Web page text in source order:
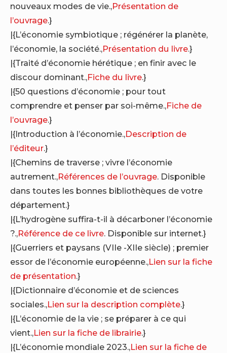
nouveaux modes de vie.,Présentation de
l’ouvrage.}
|{L’économie symbiotique ; régénérer la planète,
l’économie, la société.,Présentation du livre.}
|{Traité d’économie hérétique ; en finir avec le
discour dominant.,Fiche du livre.}
|{50 questions d’économie ; pour tout
comprendre et penser par soi-même.,Fiche de
l’ouvrage.}
|{Introduction à l’économie.,Description de
l’éditeur.}
|{Chemins de traverse ; vivre l’économie
autrement.,Références de l’ouvrage. Disponible
dans toutes les bonnes bibliothèques de votre
département.}
|{L’hydrogène suffira-t-il à décarboner l’économie
?.,Référence de ce livre. Disponible sur internet.}
|{Guerriers et paysans (VIIe -XIIe siècle) ; premier
essor de l’économie européenne.,Lien sur la fiche
de présentation.}
|{Dictionnaire d’économie et de sciences
sociales.,Lien sur la description complète.}
|{L’économie de la vie ; se préparer à ce qui
vient.,Lien sur la fiche de librairie.}
|{L’économie mondiale 2023.,Lien sur la fiche de